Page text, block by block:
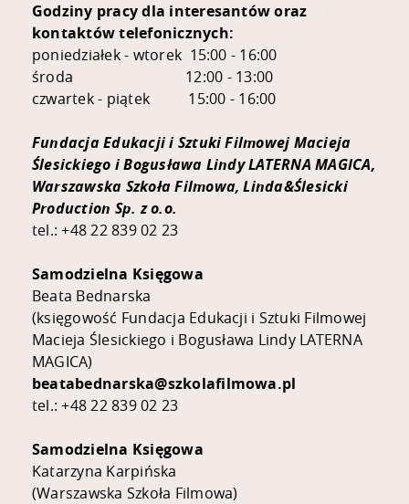
Godziny pracy dla interesantów oraz
kontaktów telefonicznych:
poniedziałek - wtorek 15:00 - 16:00
środa 12:00 - 13:00
czwartek - piątek 15:00 - 16:00
Fundacja Edukacji i Sztuki Filmowej Macieja
Ślesickiego i Bogusława Lindy LATERNA MAGICA,
Warszawska Szkoła Filmowa, Linda&Ślesicki
Production Sp. z o.o.
tel.: +48 22 839 02 23
Samodzielna Księgowa
Beata Bednarska
(księgowość Fundacja Edukacji i Sztuki Filmowej
Macieja Ślesickiego i Bogusława Lindy LATERNA
MAGICA)
beatabednarska@szkolafilmowa.pl
tel.: +48 22 839 02 23
Samodzielna Księgowa
Katarzyna Karpińska
(Warszawska Szkoła Filmowa)